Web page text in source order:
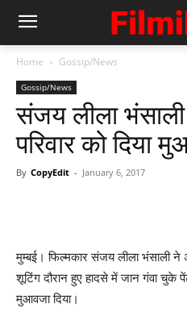
Home Gossip/News
Gossip/News
संजय लीला
परिवार को दिया
By CopyEdit - January 6, 2017
मुम्बई। फिल्‍मकार संजय लीला भंसाली ने
शूटिंग दौरान हुए हादसे में जान गंवा चुके
मुआवजा दिया।